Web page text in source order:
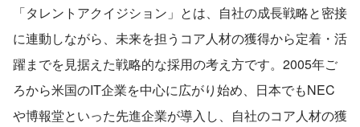
「タレントアクイジション」とは、自社の成長戦略と密接
に連動しながら、未来を担うコア人材の獲得から定着・活
躍までを見据えた戦略的な採用の考え方です。2005年ご
ろから米国のIT企業を中心に広がり始め、日本でもNEC
や博報堂といった先進企業が導入し、自社のコア人材の獲